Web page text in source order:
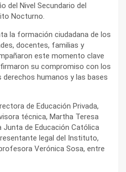
del Nivel Secundario del
Nocturno.
la formación ciudadana de los
docentes, familias y
este momento clave
su compromiso con los
humanos y las bases
de Educación Privada,
técnica, Martha Teresa
Junta de Educación Católica
legal del Instituto,
Verónica Sosa, entre